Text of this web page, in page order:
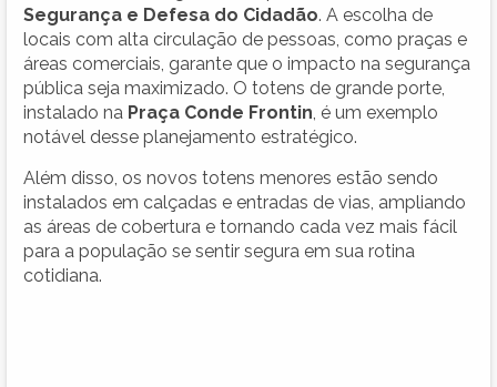
Segurança e Defesa do Cidadão. A escolha de
locais com alta circulação de pessoas, como praças e
áreas comerciais, garante que o impacto na segurança
pública seja maximizado. O totens de grande porte,
instalado na Praça Conde Frontin , é um exemplo
notável desse planejamento estratégico.
Além disso, os novos totens menores estão sendo
instalados em calçadas e entradas de vias, ampliando
as áreas de cobertura e tornando cada vez mais fácil
para a população se sentir segura em sua rotina
cotidiana.